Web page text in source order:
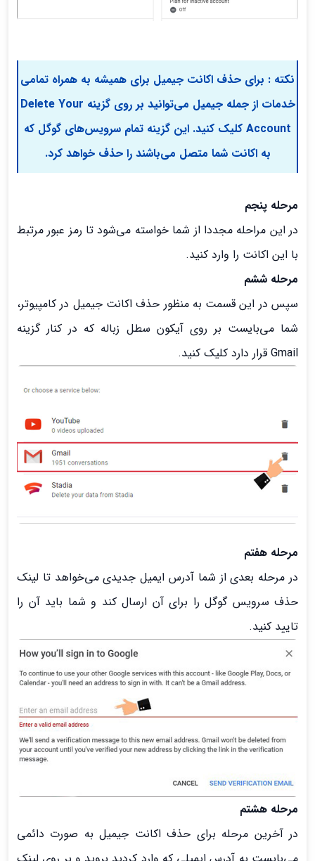
نکته : برای حذف اکانت جیمیل برای همیشه به همراه تمامی
خدمات از جمله جیمیل می‌توانید بر روی گزینه Delete Your
Account کلیک کنید. این گزینه تمام سرویس‌های گوگل که
به اکانت شما متصل می‌باشند را حذف خواهد کرد.
مرحله پنجم
در این مراحله مجددا از شما خواسته می‌شود تا رمز عبور مرتبط
با این اکانت را وارد کنید.
مرحله ششم
سپس در این قسمت به منظور حذف اکانت جیمیل در کامپیوتر،
شما می‌بایست بر روی آیکون سطل زباله که در کنار گزینه
Gmail قرار دارد کلیک کنید.
مرحله هفتم
در مرحله بعدی از شما آدرس ایمیل جدیدی می‌خواهد تا لینک
حذف سرویس گوگل را برای آن ارسال کند و شما باید آن را
تایید کنید.
مرحله هشتم
در آخرین مرحله برای حذف اکانت جیمیل به صورت دائمی